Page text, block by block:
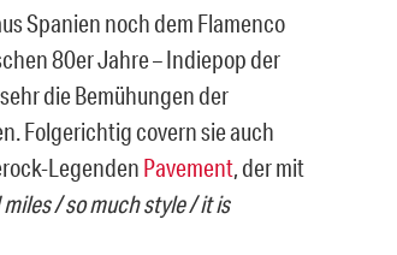
Spanien noch dem Flamenco
80er Jahre – Indiepop der
die Bemühungen der
Folgerichtig covern sie auch
Legenden Pavement, der mit
/ so much style / it is